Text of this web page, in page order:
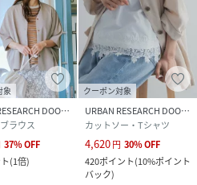
象
URBAN RESEARCH DOORS
ラウス
37%OFF
(1倍)
クーポン対象
URBAN RESEARCH DOORS
カットソー・Tシャツ
4,620円 30%OFF
420ポイント(10%ポイント
バック)